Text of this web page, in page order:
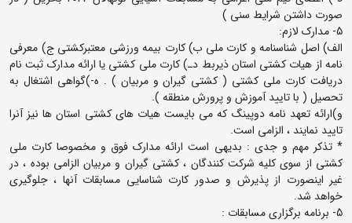
صورت داشتن شرایط سنی )
5- مدارک لازم:
الف) اصل شناسنامه و کارت ملی ب) کارت بیمه ورزشی معتبرکشتی ج) معرفی
نامه از هیات کشتی استان ذیربط دـ) کارت ملی کشتی یا ارائه مدارک ثبت نام
دریافت کارت ملی کشتی ( کشتی گیران و مربیان ) . ه-)گواهی اشتغال به
تحصیل ( با تایید آموزش و پرورش منطقه ).
و)ارائه تعهد نامه دوپینگ که می بایست هیات های کشتی استان ها نیز آنرا
تایید نمایند ، الزامی است.
* تذکر مهم و جدی : بدیهی است ارائه مدارک فوق و مخصوصا کارت ملی
کشتی از سوی کلیه شرکت کنندگان ، کشتی گیران و مربیان الزامی بوده ، در
غیر اینصورت از پذیرش و صدور کارت شناسایی مسابقات آنها ، جلوگیری
خواهد شد.
5- برنامه برگزاری مسابقات :